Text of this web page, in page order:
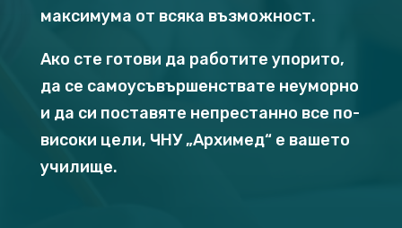
максимума от всяка възможност.
Ако сте готови да работите упорито,
да се самоусъвършенствате неуморно
и да си поставяте непрестанно все по-
високи цели, ЧНУ „Архимед“ е вашето
училище.